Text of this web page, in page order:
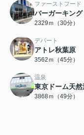
ファーストフード
バーガーキン
2329ｍ（30分）
デパート
アトレ秋葉原
3562ｍ（45分）
温泉
東京ドーム天
3868ｍ（49分）